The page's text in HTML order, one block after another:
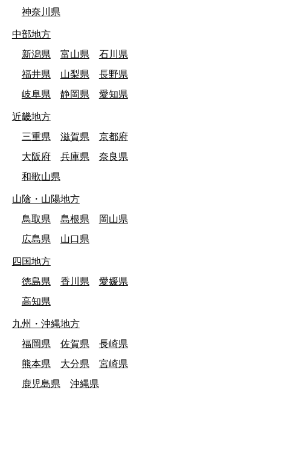
神奈川県
中部地方
新潟県
富山県
石川県
福井県
山梨県
長野県
岐阜県
静岡県 愛知県
近畿地方
三重県
滋賀県
京都府
大阪府
兵庫県
奈良県
和歌山県
山陰・山陽地方
鳥取県
島根県
岡山県
広島県
山口県
四国地方
徳島県
香川県
愛媛県
高知県
九州・沖縄地方
福岡県
佐賀県
長崎県
熊本県
大分県
宮崎県
鹿児島県
沖縄県